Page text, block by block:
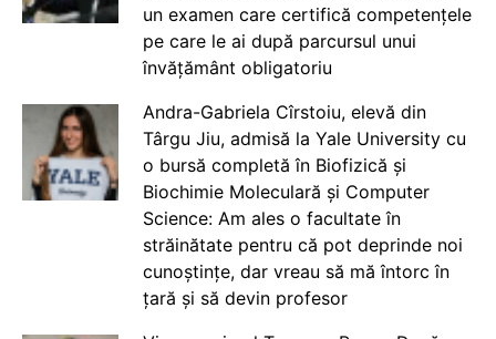
un examen care certifică competențele
pe care le ai după parcursul unui
învățământ obligatoriu
Andra-Gabriela Cîrstoiu, elevă din
Târgu Jiu, admisă la Yale University cu
o bursă completă în Biofizică și
Biochimie Moleculară și Computer
Science: Am ales o facultate în
străinătate pentru că pot deprinde noi
cunoștințe, dar vreau să mă întorc în
țară și să devin profesor